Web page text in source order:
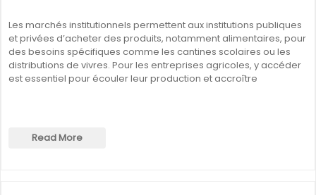
Les marchés institutionnels permettent aux institutions publiques
et privées d’acheter des produits, notamment alimentaires, pour
des besoins spécifiques comme les cantines scolaires ou les
distributions de vivres. Pour les entreprises agricoles, y accéder
est essentiel pour écouler leur production et accroître
Read More